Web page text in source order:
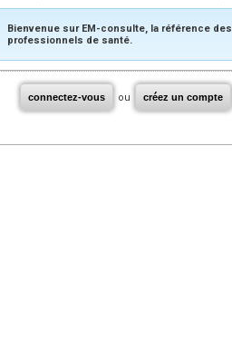
Bienvenue sur EM-consulte, la référence des
professionnels de santé.
connectez-vous ou créez un compte